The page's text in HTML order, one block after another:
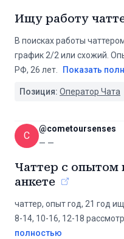
Ищу работу
В поисках работы
график 2/2 или схожий.
РФ, 26 лет.
Показать
Позиция: Оператор Чата
C
@cometoursenses
— —
Чаттер с опытом
анкете
чаттер, опыт год, 21 год
8-14, 10-16, 12-18
полностью